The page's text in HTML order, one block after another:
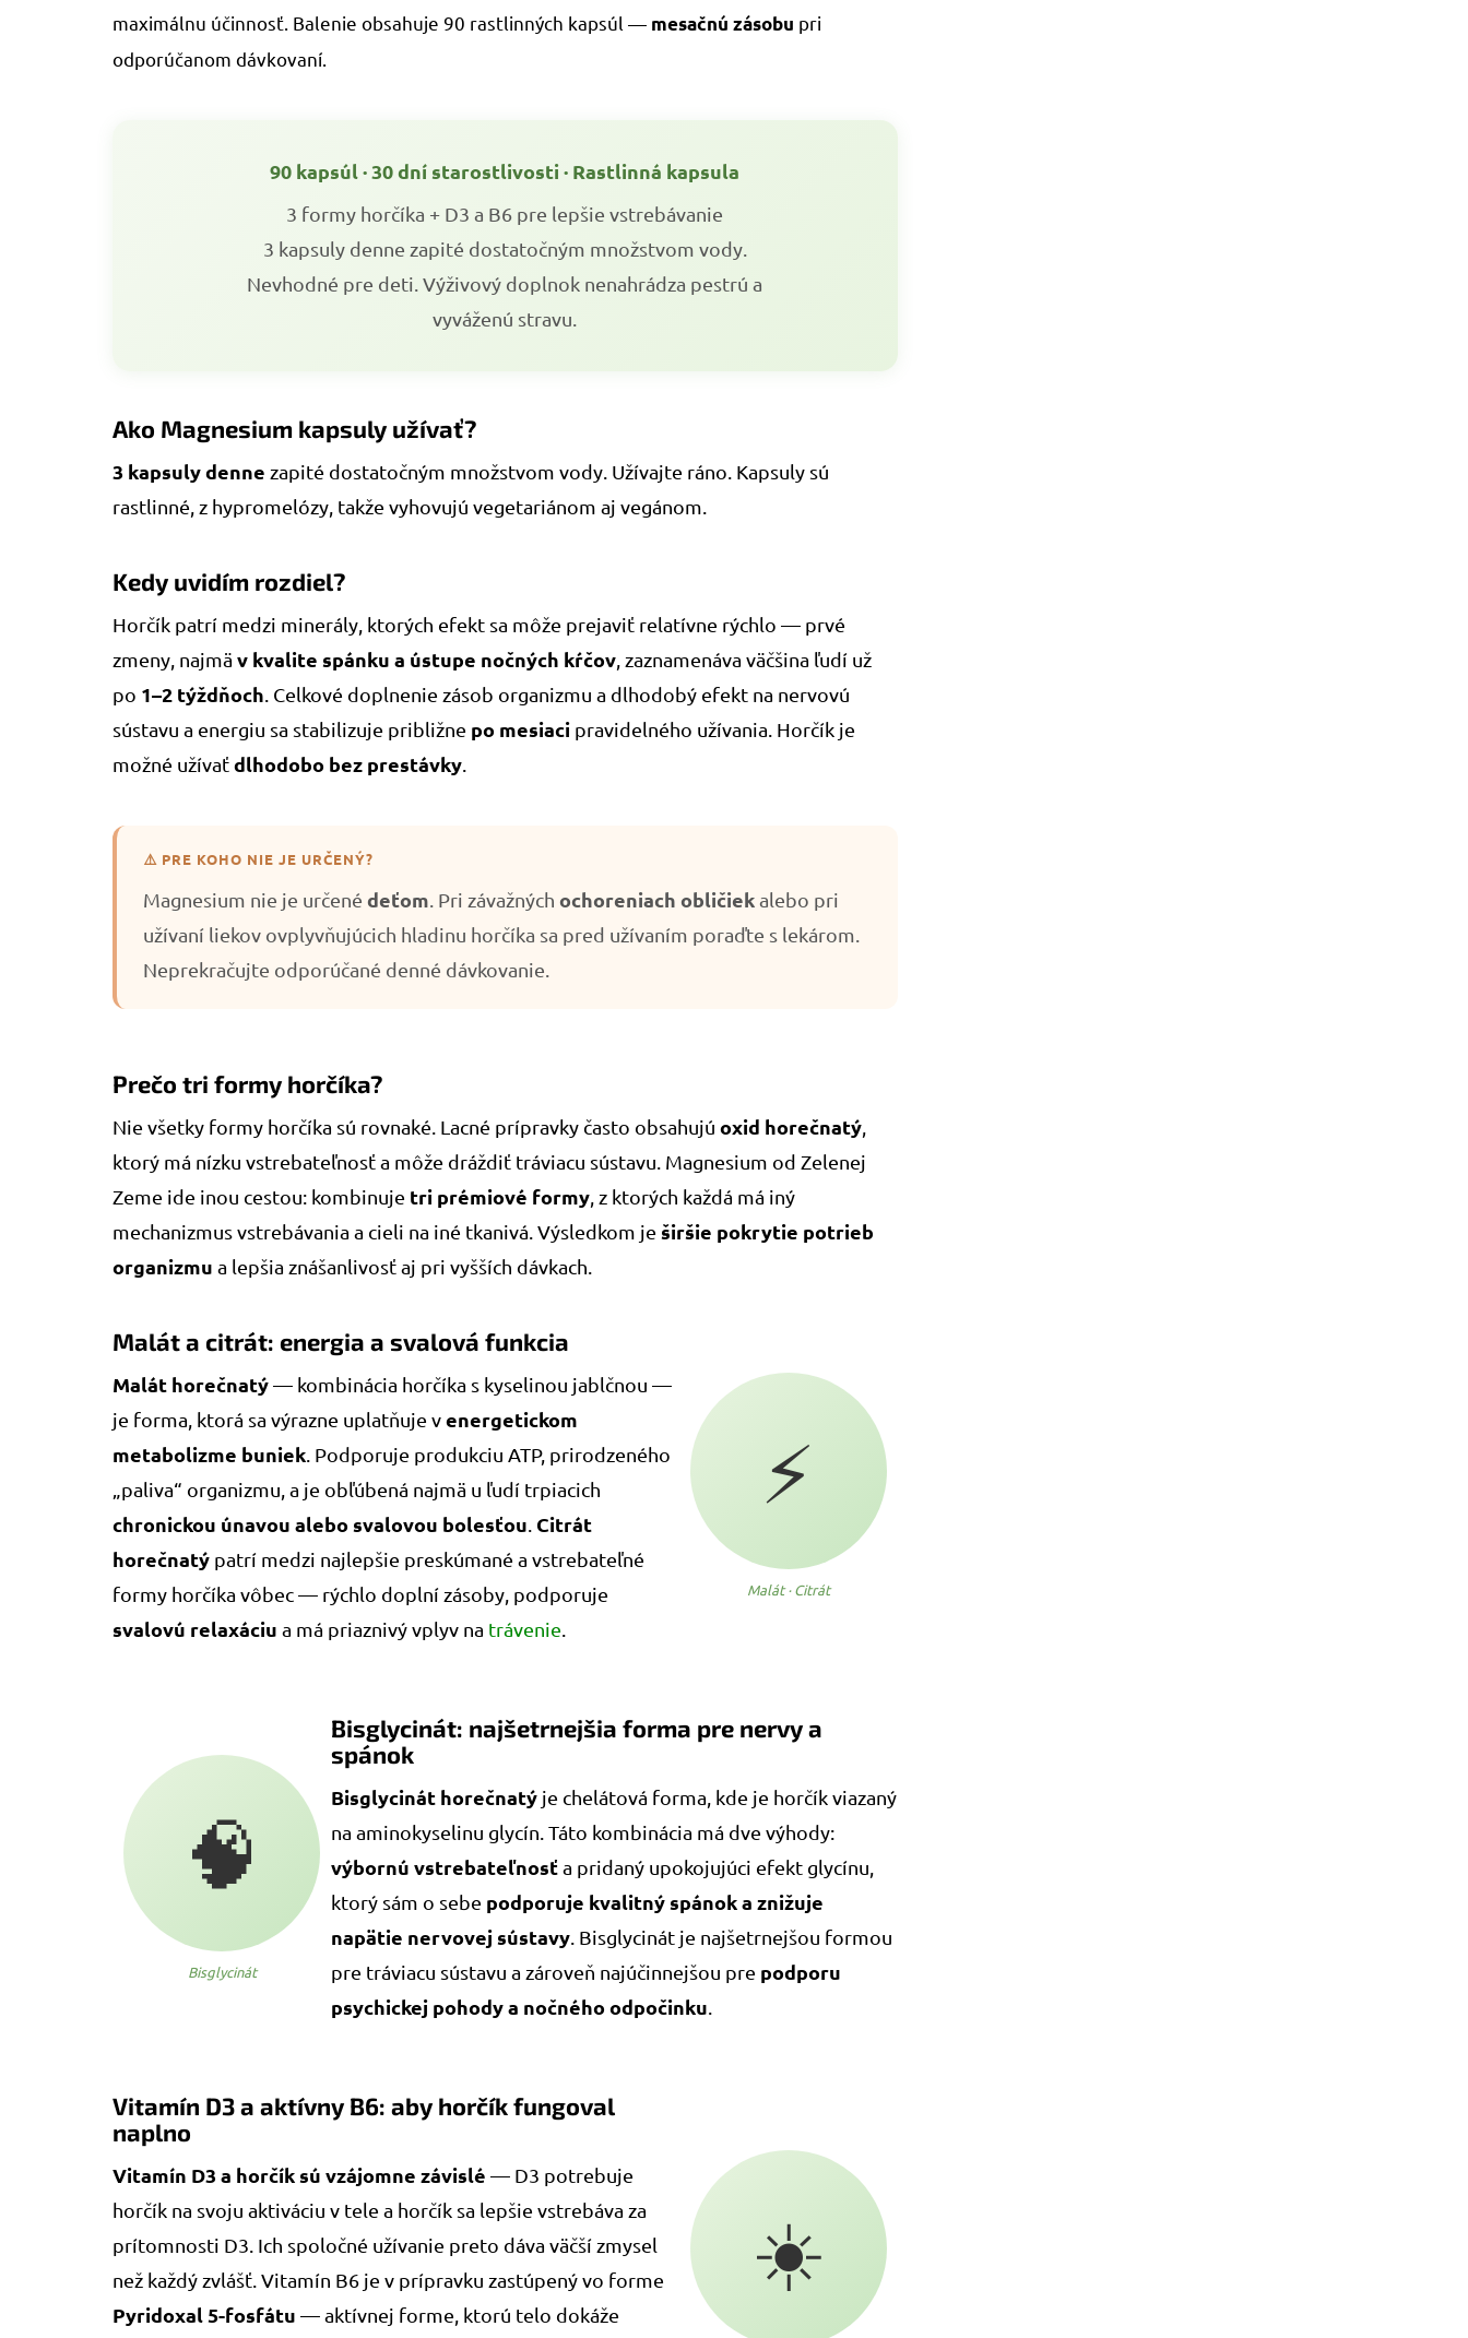
maximálnu účinnosť. Balenie obsahuje 90 rastlinných kapsúl — mesačnú zásobu pri
odporúčanom dávkovaní.
90 kapsúl · 30 dní starostlivosti · Rastlinná kapsula
3 formy horčíka + D3 a B6 pre lepšie vstrebávanie
3 kapsuly denne zapité dostatočným množstvom vody.
Nevhodné pre deti. Výživový doplnok nenahrádza pestrú a
vyváženú stravu.
Ako Magnesium kapsuly užívať?
3 kapsuly denne zapité dostatočným množstvom vody. Užívajte ráno. Kapsuly sú
rastlinné, z hypromelózy, takže vyhovujú vegetariánom aj vegánom.
Kedy uvidím rozdiel?
Horčík patrí medzi minerály, ktorých efekt sa môže prejaviť relatívne rýchlo — prvé
zmeny, najmä v kvalite spánku a ústupe nočných kŕčov , zaznamenáva väčšina ľudí už
po 1–2 týždňoch . Celkové doplnenie zásob organizmu a dlhodobý efekt na nervovú
sústavu a energiu sa stabilizuje približne po mesiaci pravidelného užívania. Horčík je
možné užívaťdlhodobo bez prestávky
⚠️ PRE KOHO NIE JE URČENÝ?
Magnesium nie je určené deťom . Pri závažných ochoreniach obličiekalebo pri
užívaní liekov ovplyvňujúcich hladinu horčíka sa pred užívaním poraďte s lekárom.
Neprekračujte odporúčané denné dávkovanie.
Prečo tri formy horčíka?
Nie všetky formy horčíka sú rovnaké. Lacné prípravky často obsahujú oxid horečnatý
ktorý má nízku vstrebateľnosť a môže dráždiť tráviacu sústavu. Magnesium od Zelenej
Zeme ide inou cestou: kombinuje tri prémiové formy , z ktorých každá má iný
mechanizmus vstrebávania a cieli na iné tkanivá. Výsledkom je širšie pokrytie potrieb
organizmu a lepšia znášanlivosť aj pri vyšších dávkach.
Malát a citrát: energia a svalová funkcia
Malát horečnatý— kombinácia horčíka s kyselinou jablčnou —
je forma, ktorá sa výrazne uplatňuje venergetickom
metabolizme buniek . Podporuje produkciu ATP, prirodzeného
„paliva“ organizmu, a je obľúbená najmä u ľudí trpiacich
chronickou únavou alebo svalovou bolesťou Citrát
horečnatý patrí medzi najlepšie preskúmané a vstrebateľné
formy horčíka vôbec — rýchlo doplní zásoby, podporuje
svalovú relaxáciu a má priaznivý vplyv na trávenie
⚡
Malát · Citrát
🧠
Bisglycinát
Bisglycinát: najšetrnejšia forma pre nervy a
spánok
Bisglycinát horečnatý je chelátová forma, kde je horčík viazaný
na aminokyselinu glycín. Táto kombinácia má dve výhody:
výbornú vstrebateľnosťa pridaný upokojujúci efekt glycínu,
ktorý sám o sebe podporuje kvalitný spánok a znižuje
napätie nervovej sústavy . Bisglycinát je najšetrnejšou formou
pre tráviacu sústavu a zároveň najúčinnejšou pre podporu
psychickej pohody a nočného odpočinku
Vitamín D3 a aktívny B6: aby horčík fungoval
naplno
Vitamín D3 a horčík sú vzájomne závislé — D3 potrebuje
horčík na svoju aktiváciu v tele a horčík sa lepšie vstrebáva za
prítomnosti D3. Ich spoločné užívanie preto dáva väčší zmysel
než každý zvlášť. Vitamín B6 je v prípravku zastúpený vo forme
Pyridoxal 5-fosfátu — aktívnej forme, ktorú telo dokáže
☀️